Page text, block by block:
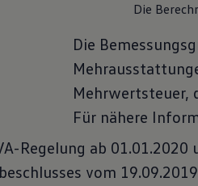
Die
Die
Mehrwertsteuer,
Für nähere
Regelung ab
vom